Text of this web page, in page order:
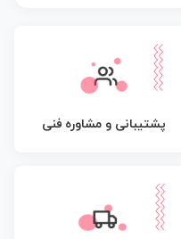
پشتیبانی و مشاوره فنی